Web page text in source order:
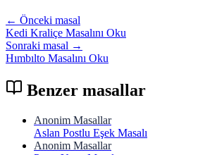
← Önceki masal
Kedi Kraliçe Masalını Oku
Sonraki masal →
Hımbılto Masalını Oku
Benzer masallar
Anonim Masallar
Aslan Postlu Eşek Masalı
Anonim Masallar